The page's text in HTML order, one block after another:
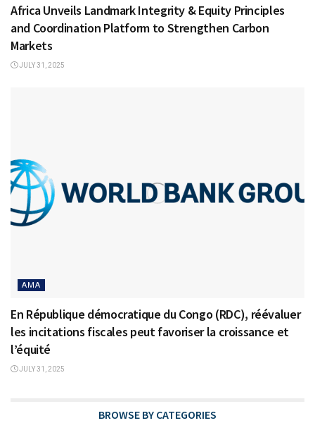
Africa Unveils Landmark Integrity & Equity Principles
and Coordination Platform to Strengthen Carbon
Markets
JULY 31, 2025
AMA
En République démocratique du Congo (RDC), réévaluer
les incitations fiscales peut favoriser la croissance et
l’équité
JULY 31, 2025
BROWSE BY CATEGORIES